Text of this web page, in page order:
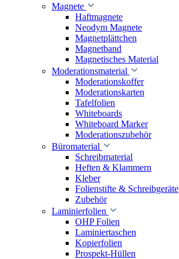
Magnete
Haftmagnete
Neodym Magnete
Magnetplättchen
Magnetband
Magnetisches Material
Moderationsmaterial
Moderationskoffer
Moderationskarten
Tafelfolien
Whiteboards
Whiteboard Marker
Moderationszubehör
Büromaterial
Schreibmaterial
Heften & Klammern
Kleber
Folienstifte & Schreibgeräte
Zubehör
Laminierfolien
OHP Folien
Laminiertaschen
Kopierfolien
Prospekt-Hüllen